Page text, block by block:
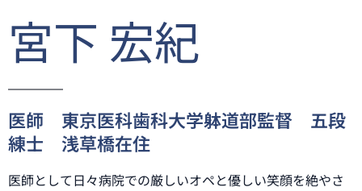
宮下 宏紀
医師 東京医科歯科大学躰道部監督 五段
練士 浅草橋在住
医師として日々病院での厳しいオペと優しい笑顔を絶やさ